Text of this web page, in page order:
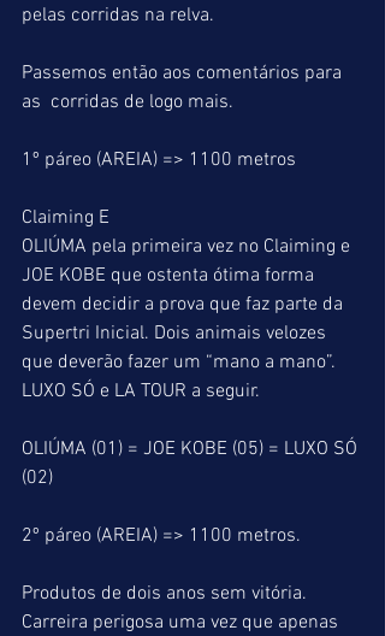
pelas corridas na relva.
Passemos então aos comentários para
as  corridas de logo mais.
1º páreo (AREIA) => 1100 metros
Claiming E
OLIÚMA pela primeira vez no Claiming e
JOE KOBE que ostenta ótima forma
devem decidir a prova que faz parte da
Supertri Inicial. Dois animais velozes
que deverão fazer um “mano a mano”.
LUXO SÓ e LA TOUR a seguir.
OLIÚMA (01) = JOE KOBE (05) = LUXO SÓ
(02)
2º páreo (AREIA) => 1100 metros.
Produtos de dois anos sem vitória.
Carreira perigosa uma vez que apenas